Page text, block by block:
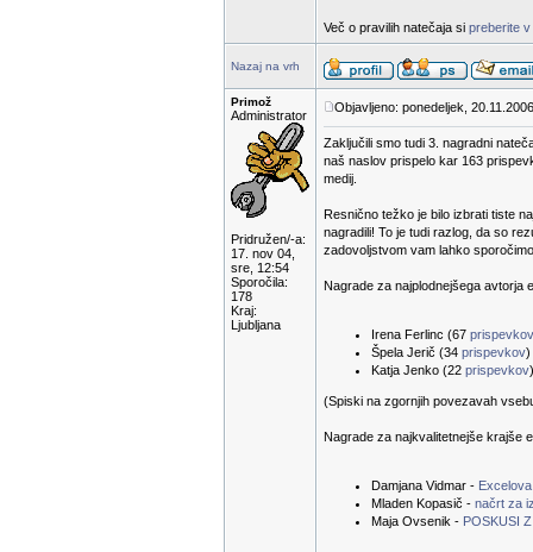
Več o pravilih natečaja si preberite
Nazaj na vrh
Primož
Administrator
Pridružen/-a:
17. nov 04,
sre, 12:54
Sporočila:
178
Kraj:
Ljubljana
Objavljeno: ponedeljek,
Zaključili smo tudi 3. nagradni
naš naslov prispelo kar 163
medij.
Resnično težko je bilo izbrati tiste
nagradili! To je tudi razlog, da so
zadovoljstvom vam lahko
Nagrade za najplodnejšega avtorja
Irena Ferlinc (67 prispevkov
Špela Jerič (34 prispevkov)
Katja Jenko (22 prispevkov
(Spiski na zgornjih povezavah
Nagrade za najkvalitetnejše krajše
Damjana Vidmar -
Mladen Kopasič - načrt za
Maja Ovsenik - POSKUSI